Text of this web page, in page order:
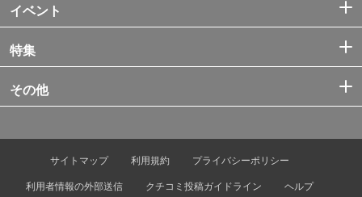
イベント
特集
その他
サイトマップ 利用規約
プライバシーポリシー
利用者情報の外部送信
クチコミ投稿ガイドライン ヘルプ